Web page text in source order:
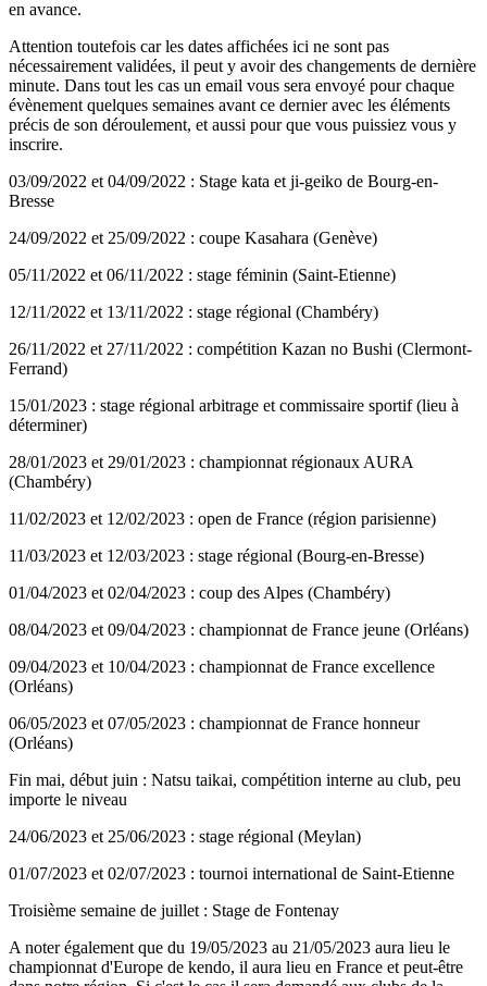
en avance.
Attention toutefois car les dates affichées ici ne sont pas
nécessairement validées, il peut y avoir des changements de dernière
minute. Dans tout les cas un email vous sera envoyé pour chaque
évènement quelques semaines avant ce dernier avec les éléments
précis de son déroulement, et aussi pour que vous puissiez vous y
inscrire.
03/09/2022 et 04/09/2022 : Stage kata et ji-geiko de Bourg-en-
Bresse
24/09/2022 et 25/09/2022 : coupe Kasahara (Genève)
05/11/2022 et 06/11/2022 : stage féminin (Saint-Etienne)
12/11/2022 et 13/11/2022 : stage régional (Chambéry)
26/11/2022 et 27/11/2022 : compétition Kazan no Bushi (Clermont-
Ferrand)
15/01/2023 : stage régional arbitrage et commissaire sportif (lieu à
déterminer)
28/01/2023 et 29/01/2023 : championnat régionaux AURA
(Chambéry)
11/02/2023 et 12/02/2023 : open de France (région parisienne)
11/03/2023 et 12/03/2023 : stage régional (Bourg-en-Bresse)
01/04/2023 et 02/04/2023 : coup des Alpes (Chambéry)
08/04/2023 et 09/04/2023 : championnat de France jeune (Orléans)
09/04/2023 et 10/04/2023 : championnat de France excellence
(Orléans)
06/05/2023 et 07/05/2023 : championnat de France honneur
(Orléans)
Fin mai, début juin : Natsu taikai, compétition interne au club, peu
importe le niveau
24/06/2023 et 25/06/2023 : stage régional (Meylan)
01/07/2023 et 02/07/2023 : tournoi international de Saint-Etienne
Troisième semaine de juillet : Stage de Fontenay
A noter également que du 19/05/2023 au 21/05/2023 aura lieu le
championnat d'Europe de kendo, il aura lieu en France et peut-être